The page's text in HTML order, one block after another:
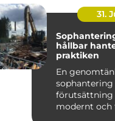
31.
hållbar
praktiken
En
sophantering
förutsättning
modernt och